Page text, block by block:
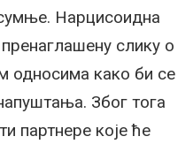
Нарцисоидна
слику о
односима како би се
Због тога
партнере које ће